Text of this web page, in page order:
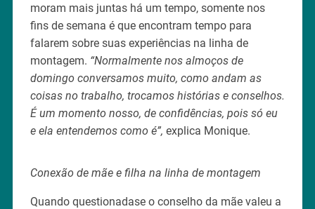
moram mais juntas há um tempo, somente nos
fins de semana é que encontram tempo para
falarem sobre suas experiências na linha de
montagem. “Normalmente nos almoços de
domingo conversamos muito, como andam as
coisas no trabalho, trocamos histórias e conselhos.
É um momento nosso, de confidências, pois só eu
e ela entendemos como é”, explica Monique.
Conexão de mãe e filha na linha de montagem
Quando questionadase o conselho da mãe valeu a